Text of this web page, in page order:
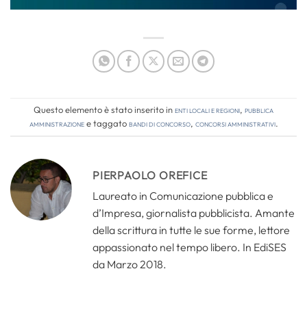
Questo elemento è stato inserito inEnti locali e regioni, Pubblica
amministrazionee taggatobandi di concorso, concorsi amministrativi.
PIERPAOLO OREFICE
Laureato in Comunicazione pubblica e
d’Impresa, giornalista pubblicista. Amante
della scrittura in tutte le sue forme, lettore
appassionato nel tempo libero. In EdiSES
da Marzo 2018.